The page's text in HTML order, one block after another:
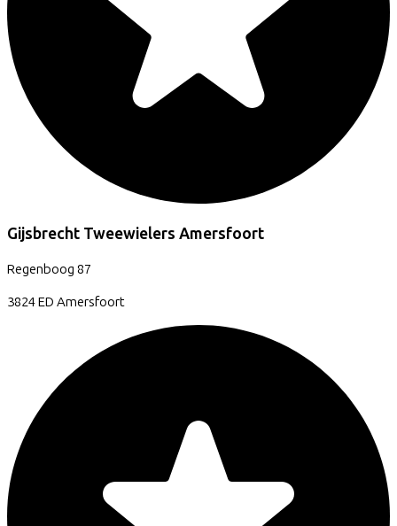
Gijsbrecht Tweewielers Amersfoort
Regenboog 87
3824 ED Amersfoort